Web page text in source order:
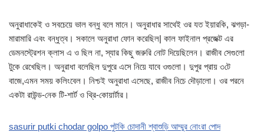
অনুরাধাকেই ও সবচেয়ে ভাল বন্ধু বলে মানে। অনুরাধার সাথেই ওর যত ইয়ারকি, ঝগড়া-
মারামারি এবং বন্ধুত্ব। সকালে অনুরাধা ফোন করেছিল| কাল ফাইনাল প্রজেক্ট এর
ডেমনস্ট্রেশন ক্লাস এ ও ছিল না, স্যার কিছু জরুরি নোট দিয়েছিলেন। রাজীব সেগুলো
টুকে রেখেছিল। অনুরাধা বলেছিল দুপুরে এসে নিয়ে যাবে ওগুলো। দুপুর প্রায় ৩টে
বাজে,এমন সময় কলিংবেল। নিশ্চই অনুরাধা এসেছে, রাজীব নিচে দৌড়ালো। ওর পরনে
একটা রাউন্ড-নেক টি-শার্ট ও থ্রি-কোয়ার্টার।
sasurir putki chodar golpo পুটকি চোদানী শ্বাশুড়ি আম্মুর নোংরা পোদ